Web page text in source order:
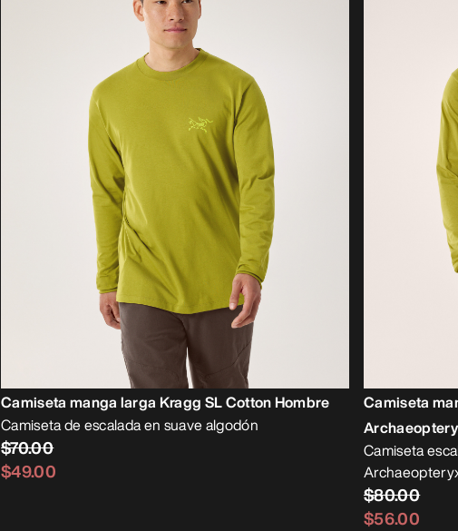
Camiseta manga larga Kragg SL Cotton Hombre
Camiseta de escalada en suave algodón
$70.00
$49.00
Camiseta
Camiseta
$80.00
$56.00